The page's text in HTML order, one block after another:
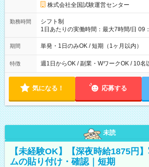
円の場合あり ・国家試験 7:00～13:30（
円（役割手当＋100円）×6時間＝日収8,400円
間】試用期間なし
株式会社全国試験運営センター
勤務時間
シフト制
1日あたりの実働時間：最大7時間/日
間は 試験により異なります。
期間 単発・1日のみOK / 短期（1ヶ月以内）
特徴 週1日からOK / 副業・WワークOK / 10名
気になる！ 応募する
未読
【未経験OK】【深夜時給1875円
ムの貼り付け・確認｜短期